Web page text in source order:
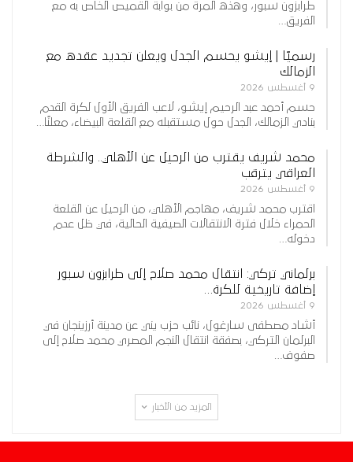
طرابزون سبور، وهذه المرة من بوابة القميص الخاص به مع
الفريق…
رسميًا | إيشو يحسم الجدل ويعلن تجديد عقده مع
الزمالك
9 أغسطس 2026
حسم أحمد عبد الرحيم إيشو، لاعب الفريق الأول لكرة القدم
بنادي الزمالك، الجدل حول مستقبله مع القلعة البيضاء، معلنًا…
محمد شريف يقترب من الرحيل عن الأهلي.. والشرطة
العراقي يترقب
9 أغسطس 2026
اقترب محمد شريف، مهاجم الأهلي، من الرحيل عن القلعة
الحمراء خلال فترة الانتقالات الصيفية الحالية، في ظل عدم
دخوله…
برلماني تركي: انتقال محمد صلاح إلى طرابزون سبور
إضافة تاريخية للكرة…
9 أغسطس 2026
أشاد مصطفى سارغول، نائب حزب يني عن مدينة أرزينجان في
البرلمان التركي، بصفقة انتقال النجم المصري محمد صلاح إلى
صفوف…
المزيد من الأخبار